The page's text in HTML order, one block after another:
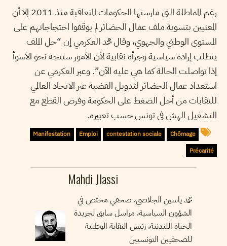
رغم المماطلة التي مارستها الحكومات المتعاقبة منذ 2011 إلا أن
المعنيين بتسوية ملف عمال الحضائر لم يوقفوا احتجاجاتهم على
المستوى الوطني والجهوي، وقال محمد العكرمي إن “حل الملف
يتطلب إرادة سياسية وجرأة نقابية لأن الأمور ستتجه نحو الأسوأ
إذا تواصلت الحالة كما هي عليه الآن”. وعبر العكرمي عن
استعداد عمال الحضائر لتدويل القضية عبر الاتحاد العالمي
للنقابات من أجل الضغط على الحكومة وفرض القطع مع
التشغيل الهش في تونس حسب تعبيره.
Chômage
contestation sociale
Emploi
Manifestation
Précarité
Mahdi Jlassi
محمد ياسين الجلاصي، صحفي مختص في
الشؤون السياسية، مراسل سابق لجريدة
الحياة اللندنية، رئيس النقابة الوطنية
للصحفيين التونسيين